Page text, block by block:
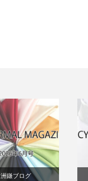
洲鎌ブログ